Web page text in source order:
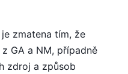
zmatena tím, že
GA a NM, případně
zdroj a způsob